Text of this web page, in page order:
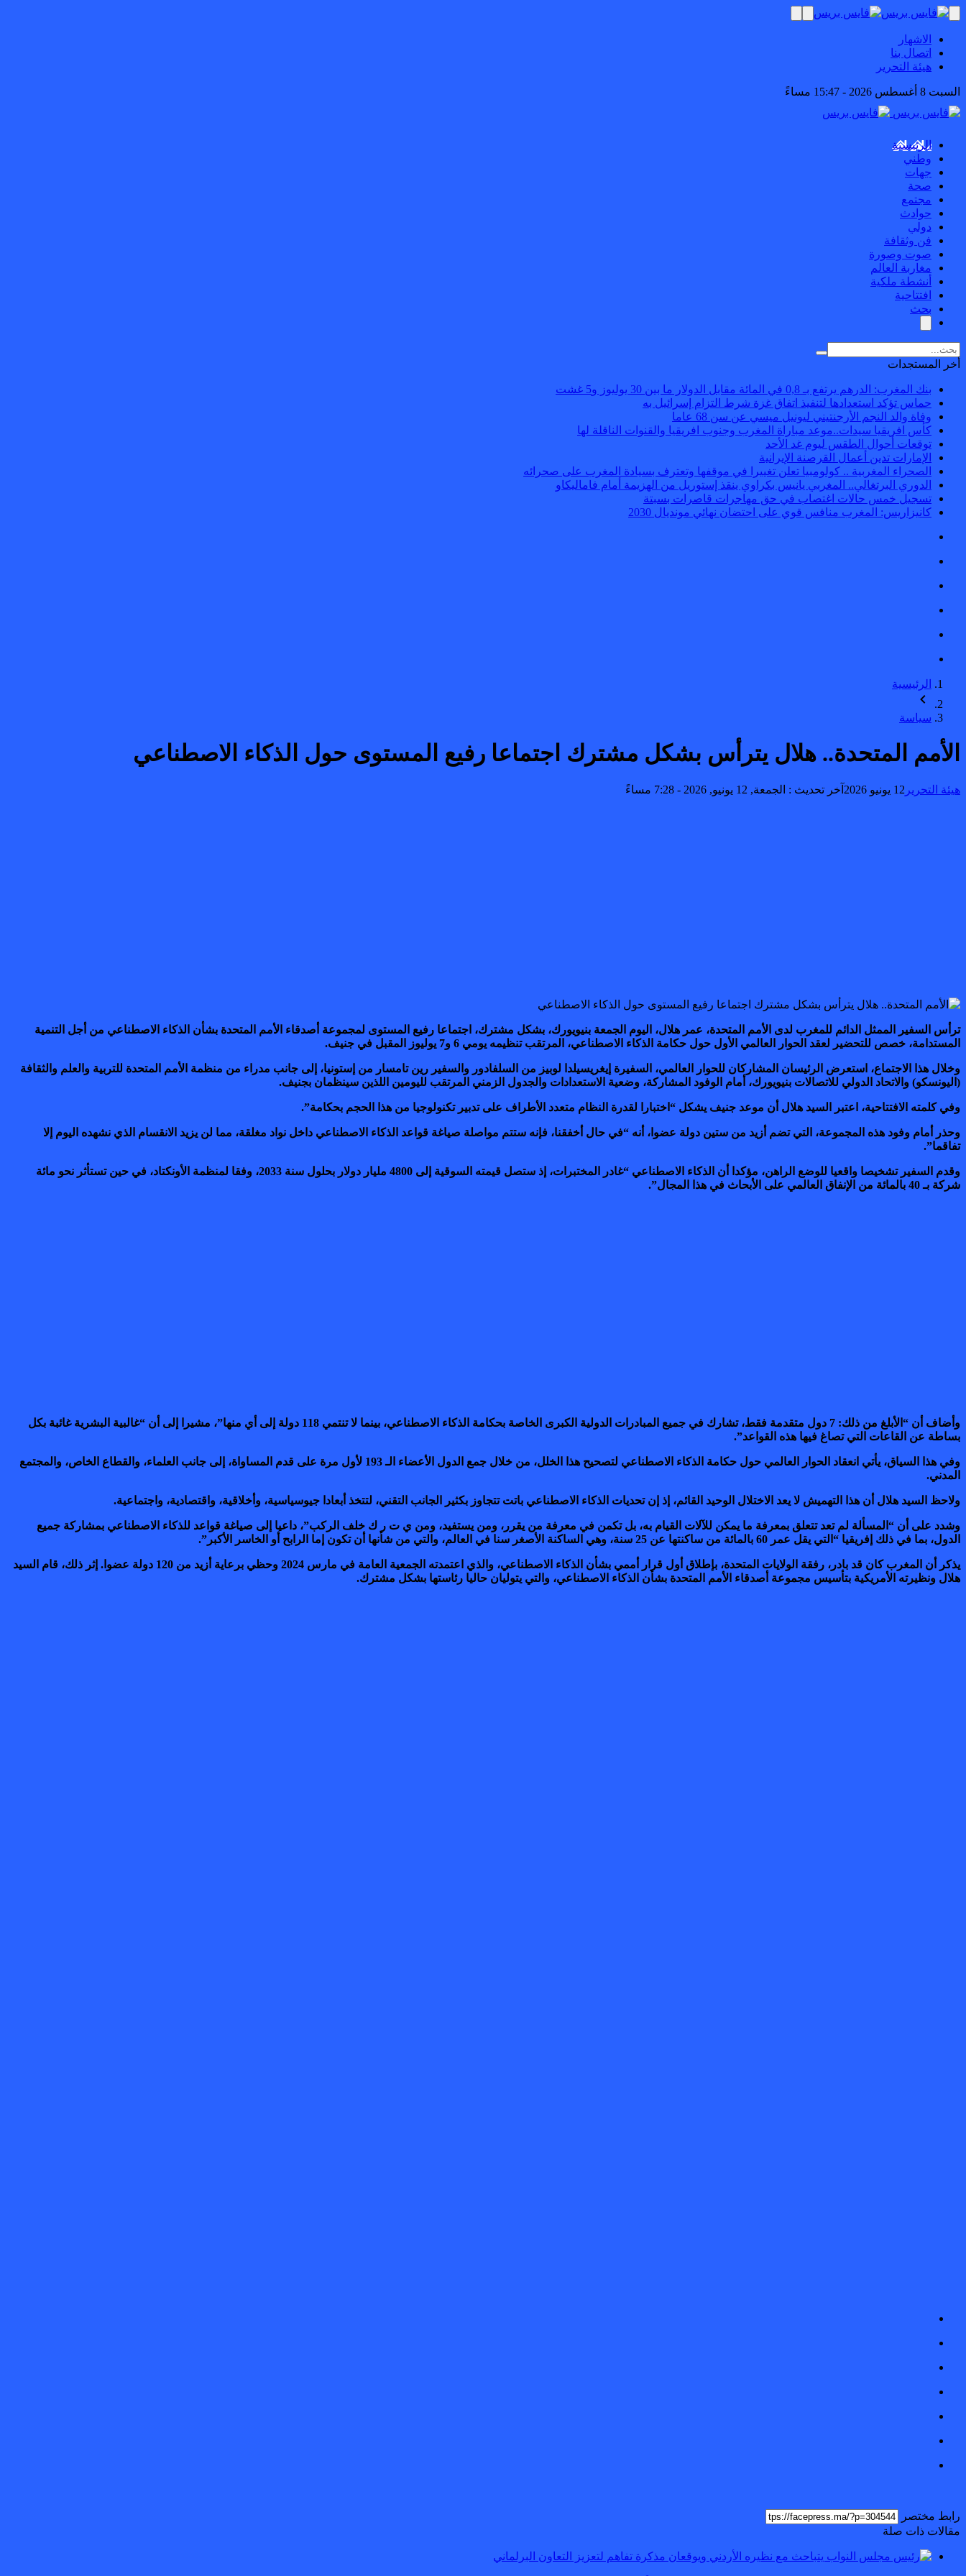
الاشهار
اتصال بنا
هيئة التحرير
السبت 8 أغسطس 2026 - 15:47 مساءً
الرئيسية
وطني
جهات
صحة
مجتمع
حوادث
دولي
فن وثقافة
صوت وصورة
مغاربة العالم
أنشطة ملكية
افتتاحية
بحث
أخر المستجدات
بنك المغرب: الدرهم يرتفع بـ 0,8 في المائة مقابل الدولار ما بين 30 يوليوز و5 غشت
حماس تؤكد استعدادها لتنفيذ اتفاق غزة شرط التزام إسرائيل به
وفاة والد النجم الأرجنتيني ليونيل ميسي عن سن 68 عاما
كأس افريقيا سيدات..موعد مباراة المغرب وجنوب افريقيا والقنوات الناقلة لها
توقعات أحوال الطقس ليوم غد الأحد
الإمارات تدين أعمال القرصنة الإيرانية
الصحراء المغربية .. كولومبيا تعلن تغييرا في موقفها وتعترف بسيادة المغرب على صحرائه
الدوري البرتغالي.. المغربي يانيس بكراوي ينقذ إستوريل من الهزيمة أمام فاماليكاو
تسجيل خمس حالات اغتصاب في حق مهاجرات قاصرات بسبتة
كانيزاريس: المغرب منافس قوي على احتضان نهائي مونديال 2030
الرئيسية
سياسة
الأمم المتحدة.. هلال يترأس بشكل مشترك اجتماعا رفيع المستوى حول الذكاء الاصطناعي
هيئة التحرير 12 يونيو 2026 آخر تحديث : الجمعة, 12 يونيو, 2026 - 7:28 مساءً
ترأس السفير الممثل الدائم للمغرب لدى الأمم المتحدة، عمر هلال، اليوم الجمعة بنيويورك، بشكل مشترك، اجتماعا رفيع المستوى لمجموعة أصدقاء الأمم المتحدة بشأن الذكاء الاصطناعي من أجل التنمية
المستدامة، خصص للتحضير لعقد الحوار العالمي الأول حول حكامة الذكاء الاصطناعي، المرتقب تنظيمه يومي 6 و7 يوليوز المقبل في جنيف.
وخلال هذا الاجتماع، استعرض الرئيسان المشاركان للحوار العالمي، السفيرة إيغريسيلدا لوبيز من السلفادور والسفير رين تامسار من إستونيا، إلى جانب مدراء من منظمة الأمم المتحدة للتربية والعلم والثقافة
(اليونسكو) والاتحاد الدولي للاتصالات بنيويورك، أمام الوفود المشاركة، وضعية الاستعدادات والجدول الزمني المرتقب لليومين اللذين سينظمان بجنيف.
وفي كلمته الافتتاحية، اعتبر السيد هلال أن موعد جنيف يشكل “اختبارا لقدرة النظام متعدد الأطراف على تدبير تكنولوجيا من هذا الحجم بحكامة”.
وحذر أمام وفود هذه المجموعة، التي تضم أزيد من ستين دولة عضوا، أنه “في حال أخفقنا، فإنه ستتم مواصلة صياغة قواعد الذكاء الاصطناعي داخل نواد مغلقة، مما لن يزيد الانقسام الذي نشهده اليوم إلا
تفاقما”.
وقدم السفير تشخيصا واقعيا للوضع الراهن، مؤكدا أن الذكاء الاصطناعي “غادر المختبرات، إذ ستصل قيمته السوقية إلى 4800 مليار دولار بحلول سنة 2033، وفقا لمنظمة الأونكتاد، في حين تستأثر نحو مائة
شركة بـ 40 بالمائة من الإنفاق العالمي على الأبحاث في هذا المجال”.
وأضاف أن “الأبلغ من ذلك: 7 دول متقدمة فقط، تشارك في جميع المبادرات الدولية الكبرى الخاصة بحكامة الذكاء الاصطناعي، بينما لا تنتمي 118 دولة إلى أي منها”، مشيرا إلى أن “غالبية البشرية غائبة بكل
بساطة عن القاعات التي تصاغ فيها هذه القواعد”.
وفي هذا السياق، يأتي انعقاد الحوار العالمي حول حكامة الذكاء الاصطناعي لتصحيح هذا الخلل، من خلال جمع الدول الأعضاء الـ 193 لأول مرة على قدم المساواة، إلى جانب العلماء، والقطاع الخاص، والمجتمع
المدني.
ولاحظ السيد هلال أن هذا التهميش لا يعد الاختلال الوحيد القائم، إذ إن تحديات الذكاء الاصطناعي باتت تتجاوز بكثير الجانب التقني، لتتخذ أبعادا جيوسياسية، وأخلاقية، واقتصادية، واجتماعية.
وشدد على أن “المسألة لم تعد تتعلق بمعرفة ما يمكن للآلات القيام به، بل تكمن في معرفة من يقرر، ومن يستفيد، ومن ي ت ر ك خلف الركب”، داعيا إلى صياغة قواعد للذكاء الاصطناعي بمشاركة جميع
الدول، بما في ذلك إفريقيا “التي يقل عمر 60 بالمائة من ساكنتها عن 25 سنة، وهي الساكنة الأصغر سنا في العالم، والتي من شأنها أن تكون إما الرابح أو الخاسر الأكبر”.
يذكر أن المغرب كان قد بادر، رفقة الولايات المتحدة، بإطلاق أول قرار أممي بشأن الذكاء الاصطناعي، والذي اعتمدته الجمعية العامة في مارس 2024 وحظي برعاية أزيد من 120 دولة عضوا. إثر ذلك، قام السيد
هلال ونظيرته الأمريكية بتأسيس مجموعة أصدقاء الأمم المتحدة بشأن الذكاء الاصطناعي، والتي يتوليان حاليا رئاستها بشكل مشترك.
رابط مختصر
مقالات ذات صلة